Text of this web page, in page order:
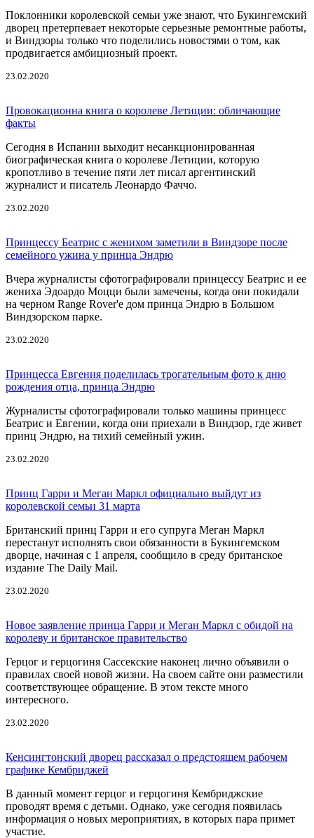
Поклонники королевской семьи уже знают, что Букингемский
дворец претерпевает некоторые серьезные ремонтные работы,
и Виндзоры только что поделились новостями о том, как
продвигается амбициозный проект.
23.02.2020
Провокационна книга о королеве Летиции: обличающие
факты
Сегодня в Испании выходит несанкционированная
биографическая книга о королеве Летиции, которую
кропотливо в течение пяти лет писал аргентинский
журналист и писатель Леонардо Фаччо.
23.02.2020
Принцессу Беатрис с женихом заметили в Виндзоре после
семейного ужина у принца Эндрю
Вчера журналисты сфотографировали принцессу Беатрис и ее
жениха Эдоардо Моцци были замечены, когда они покидали
на черном Range Rover'е дом принца Эндрю в Большом
Виндзорском парке.
23.02.2020
Принцесса Евгения поделилась трогательным фото к дню
рождения отца, принца Эндрю
Журналисты сфотографировали только машины принцесс
Беатрис и Евгении, когда они приехали в Виндзор, где живет
принц Эндрю, на тихий семейный ужин.
23.02.2020
Принц Гарри и Меган Маркл официально выйдут из
королевской семьи 31 марта
Британский принц Гарри и его супруга Меган Маркл
перестанут исполнять свои обязанности в Букингемском
дворце, начиная с 1 апреля, сообщило в среду британское
издание The Daily Mail.
23.02.2020
Новое заявление принца Гарри и Меган Маркл с обидой на
королеву и британское правительство
Герцог и герцогиня Сассекские наконец лично объявили о
правилах своей новой жизни. На своем сайте они разместили
соответствующее обращение. В этом тексте много
интересного.
23.02.2020
Кенсингтонский дворец рассказал о предстоящем рабочем
графике Кембриджей
В данный момент герцог и герцогиня Кембриджские
проводят время с детьми. Однако, уже сегодня появилась
информация о новых мероприятиях, в которых пара примет
участие.